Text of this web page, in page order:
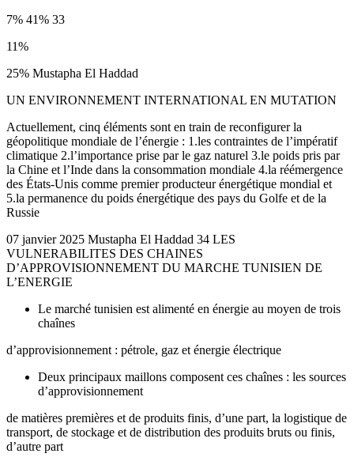
7% 41% 33
11%
25% Mustapha El Haddad
UN ENVIRONNEMENT INTERNATIONAL EN MUTATION
Actuellement, cinq éléments sont en train de reconfigurer la
géopolitique mondiale de l’énergie : 1.les contraintes de l’impératif
climatique 2.l’importance prise par le gaz naturel 3.le poids pris par
la Chine et l’Inde dans la consommation mondiale 4.la réémergence
des États-Unis comme premier producteur énergétique mondial et
5.la permanence du poids énergétique des pays du Golfe et de la
Russie
07 janvier 2025 Mustapha El Haddad 34 LES
VULNERABILITES DES CHAINES
D’APPROVISIONNEMENT DU MARCHE TUNISIEN DE
L’ENERGIE
Le marché tunisien est alimenté en énergie au moyen de trois
chaînes
d’approvisionnement : pétrole, gaz et énergie électrique
Deux principaux maillons composent ces chaînes : les sources
d’approvisionnement
de matières premières et de produits finis, d’une part, la logistique de
transport, de stockage et de distribution des produits bruts ou finis,
d’autre part